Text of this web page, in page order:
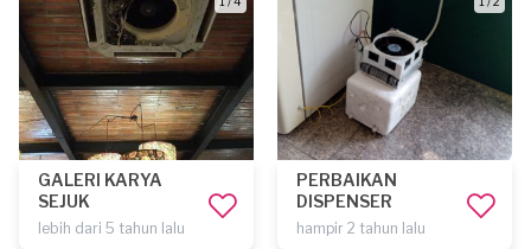
GALERI KARYA
SEJUK
lebih dari 5 tahun lalu
PERBAIKAN
DISPENSER
hampir 2 tahun lalu